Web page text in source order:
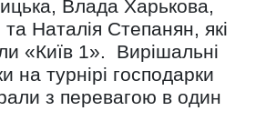
Влада Харькова,
Наталія Степанян, які
«Київ 1». Вирішальні
на турнірі господарки
з перевагою в один